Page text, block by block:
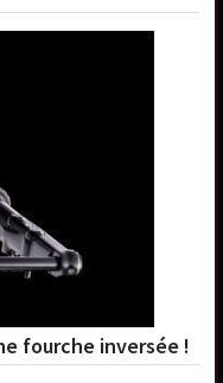
fourche inversée !